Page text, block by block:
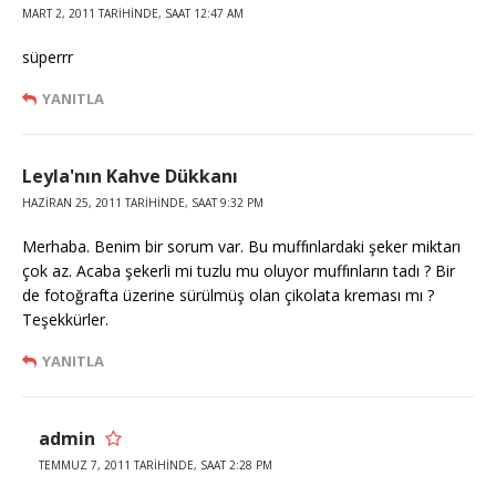
MART 2, 2011 TARIHINDE, SAAT 12:47 AM
süperrr
YANITLA
Leyla'nın Kahve Dükkanı
HAZIRAN 25, 2011 TARIHINDE, SAAT 9:32 PM
Merhaba. Benim bir sorum var. Bu muffınlardaki şeker miktarı
çok az. Acaba şekerli mi tuzlu mu oluyor muffınların tadı ? Bir
de fotoğrafta üzerine sürülmüş olan çikolata kreması mı ?
Teşekkürler.
YANITLA
admin
TEMMUZ 7, 2011 TARIHINDE, SAAT 2:28 PM